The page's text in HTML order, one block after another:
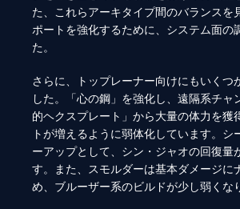
た、これらアーキタイプ間のバランスを
ポートを強化するために、システム面の
た。
さらに、トップレーナー向けにもいくつ
した。「心の鋼」を強化し、遠隔系チャ
的ヘクスプレート」から大量の体力を獲
トが増えるように弱体化しています。シ
ーアップとして、シン・ジャオの回復量
す。また、スモルダーは基本ダメージに
め、ブルーザー系のビルドが少し弱くな